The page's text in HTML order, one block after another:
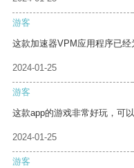
游客
这款加速器VPM应用程序已经
2024-01-25
游客
这款app的游戏非常好玩，可
2024-01-25
游客